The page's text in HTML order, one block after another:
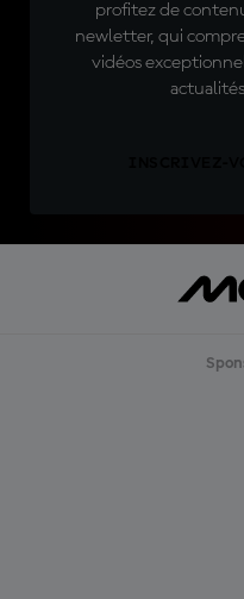
profitez de
newletter, qui
vidéos